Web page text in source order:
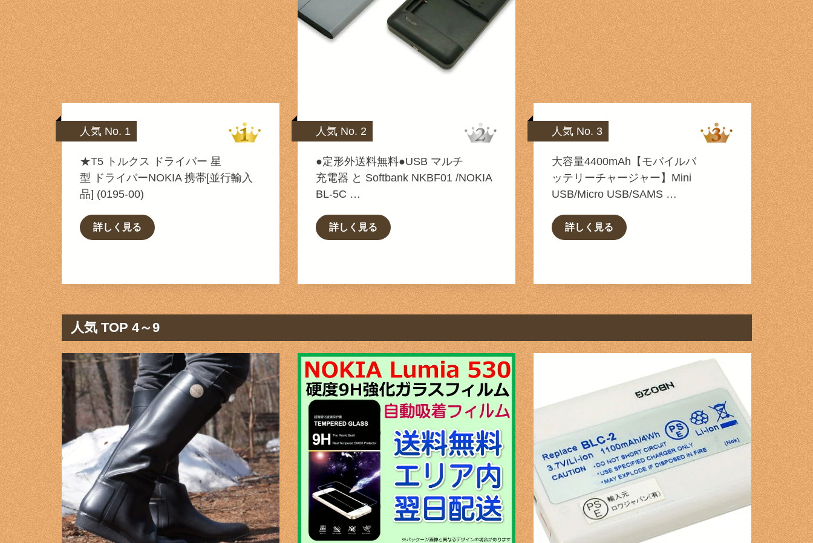
人気 No. 1
★T5 トルクス ドライバー 星
型 ドライバーNOKIA 携帯[並行輸入
品] (0195-00)
詳しく見る
人気 No. 2
●定形外送料無料●USB マルチ
充電器 と Softbank NKBF01 /NOKIA
BL-5C …
詳しく見る
人気 No. 3
大容量4400mAh【モバイルバ
ッテリーチャージャー】Mini
USB/Micro USB/SAMS …
詳しく見る
人気 TOP 4～9